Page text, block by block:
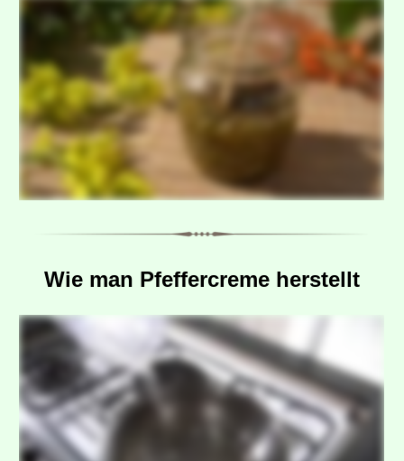
Wie man Pfeffercreme herstellt